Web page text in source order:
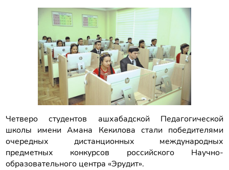
Четверо студентов ашхабадской Педагогической
школы имени Амана Кекилова стали победителями
очередных дистанционных международных
предметных конкурсов российского Научно-
образовательного центра «Эрудит».